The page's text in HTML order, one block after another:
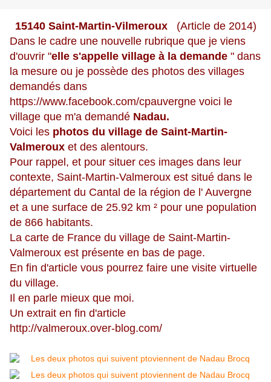
15140 Saint-Martin-Vilmeroux (Article de 2014)
Dans le cadre une nouvelle rubrique que je viens
d'ouvrir "elle s'appelle village à la demande " dans
la mesure ou je possède des photos des villages
demandés dans
https://www.facebook.com/cpauvergne voici le
village que m'a demandé Nadau.
Voici les photos du village de Saint-Martin-
Valmeroux et des alentours.
Pour rappel, et pour situer ces images dans leur
contexte, Saint-Martin-Valmeroux est situé dans le
département du Cantal de la région de l' Auvergne
et a une surface de 25.92 km ² pour une population
de 866 habitants.
La carte de France du village de Saint-Martin-
Valmeroux est présente en bas de page.
En fin d'article vous pourrez faire une visite virtuelle
du village.
Il en parle mieux que moi.
Un extrait en fin d'article
http://valmeroux.over-blog.com/